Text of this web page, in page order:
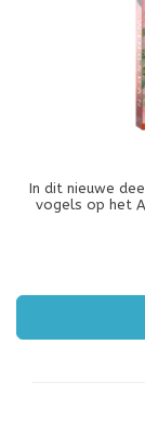
In dit nieuwe
vogels op het